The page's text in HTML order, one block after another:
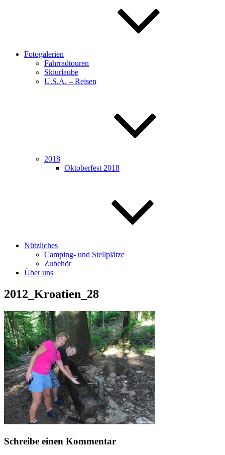
Fotogalerien
Fahrradtouren
Skiurlaube
U.S.A. – Reisen
2018
Oktoberfest 2018
Nützliches
Camping- und Stellplätze
Zubehör
Über uns
2012_Kroatien_28
Schreibe einen Kommentar